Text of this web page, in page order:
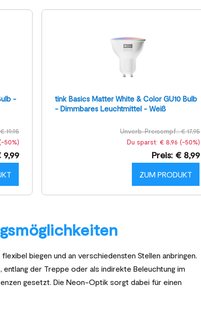
-
19,95
50%)
9,99
tink Basics Matter White & Color GU10 Bulb
- Dimmbares Leuchtmittel - Weiß
Unverb. Preisempf.: € 17,95
Du sparst: € 8,96 (-50%)
Preis: € 8,99
ZUM PRODUKT
biegen und an verschiedensten Stellen anbringen.
der Treppe oder als indirekte Beleuchtung im
gesetzt. Die Neon-Optik sorgt dabei für einen